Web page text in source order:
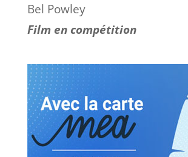
Bel Powley
Film en compétition